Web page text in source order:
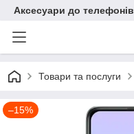
Аксесуари до телефонів
Товари та послуги
–15%